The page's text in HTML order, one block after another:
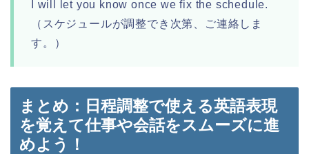
I will let you know once we fix the schedule.
（スケジュールが調整でき次第、ご連絡しま
す。）
まとめ：日程調整で使える英語表現
を覚えて仕事や会話をスムーズに進
めよう！